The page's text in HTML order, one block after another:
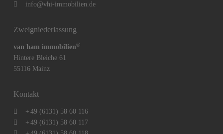
info@vhi-immobilien.de
Zweigniederlassung
van ham immobilien®
Hintere Bleiche 61
55116 Mainz
Kontakt
+ 49 (6131) 58 60 116
+ 49 (6131) 58 60 117